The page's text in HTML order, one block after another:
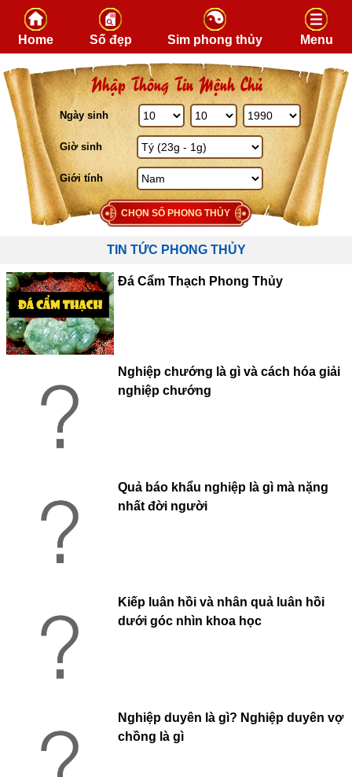
Skip to content
Home Số đẹp Sim phong thủy Menu
Nhập Thông Tin Mệnh Chủ
Ngày sinh
Giờ sinh
Giới tính
CHỌN SỐ PHONG THỦY
TIN TỨC PHONG THỦY
Đá Cẩm Thạch Phong Thủy
Nghiệp chướng là gì và cách hóa giải
nghiệp chướng
Quả báo khẩu nghiệp là gì mà nặng
nhất đời người
Kiếp luân hồi và nhân quả luân hồi
dưới góc nhìn khoa học
Nghiệp duyên là gì? Nghiệp duyên vợ
chồng là gì